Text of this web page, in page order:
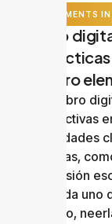
4 ELEMENTS
Libro
cuatro
Este libro
interactivas
habilidades
idiomas,
expresión
en cada
italiano,